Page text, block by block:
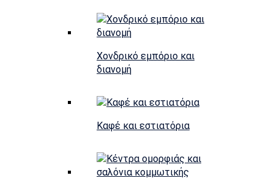
Χονδρικό εμπόριο και
διανομή
Καφέ και εστιατόρια